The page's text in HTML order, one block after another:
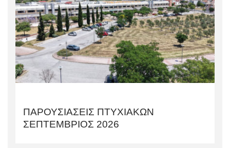
ΠΑΡΟΥΣΙΑΣΕΙΣ ΠΤΥΧΙΑΚΩΝ
ΣΕΠΤΕΜΒΡΙΟΣ 2026